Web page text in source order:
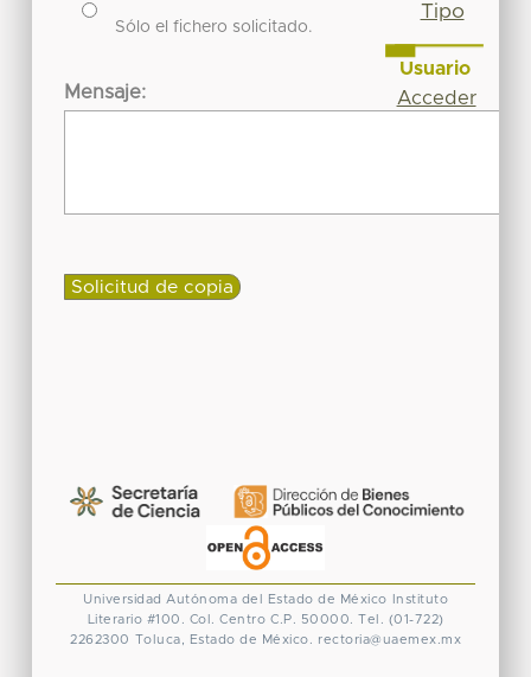
Sólo el fichero solicitado.
Mensaje:
Tipo
Usuario
Acceder
Universidad Autónoma del Estado de México
Instituto
Literario #100. Col. Centro C.P. 50000. Tel. (01-722)
2262300 Toluca, Estado de México. rectoria@uaemex.mx